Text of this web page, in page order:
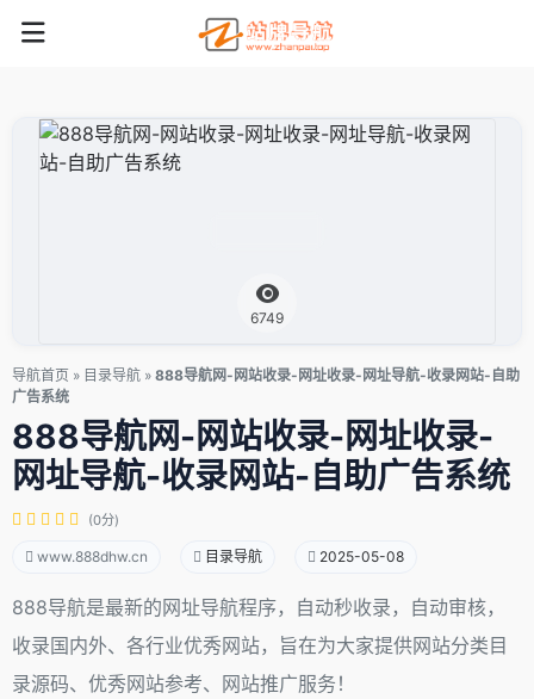
6749
导航首页 » 目录导航 » 888导航网-网站收录-网址收录-网址导航-收录网站-自助
广告系统
888导航网-网站收录-网址收录-
网址导航-收录网站-自助广告系统
(0分)
www.888dhw.cn 目录导航 2025-05-08
888导航是最新的网址导航程序，自动秒收录，自动审核，
收录国内外、各行业优秀网站，旨在为大家提供网站分类目
录源码、优秀网站参考、网站推广服务！